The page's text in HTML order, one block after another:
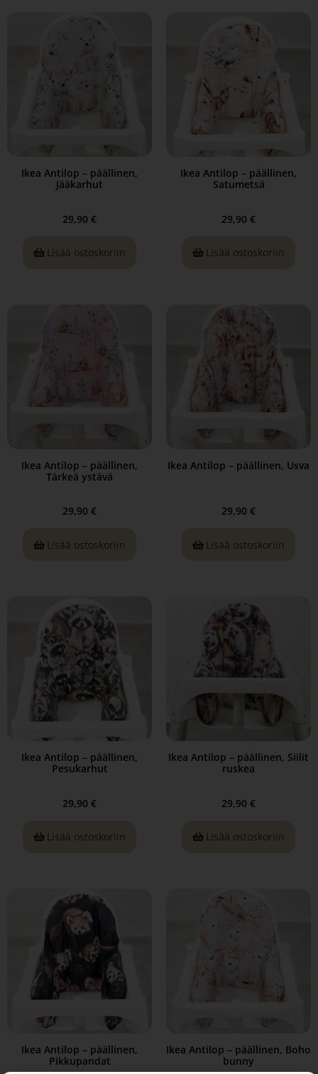
Ikea Antilop – päällinen,
Jääkarhut
29,90 €
Lisää ostoskoriin
Ikea Antilop – päällinen,
Satumetsä
29,90 €
Lisää ostoskoriin
Ikea Antilop – päällinen,
Tärkeä ystävä
29,90 €
Lisää ostoskoriin
Ikea Antilop – päällinen, Usva
29,90 €
Lisää ostoskoriin
Ikea Antilop – päällinen,
Pesukarhut
29,90 €
Lisää ostoskoriin
Ikea Antilop – päällinen, Siilit
ruskea
29,90 €
Lisää ostoskoriin
Ikea Antilop – päällinen,
Pikkupandat
Ikea Antilop – päällinen, Boho
bunny